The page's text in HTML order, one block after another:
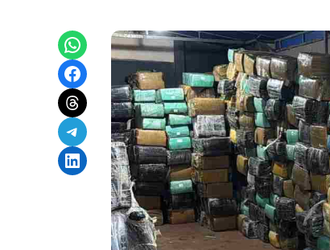
Share on WhatsApp
Share on Facebook
Share on Threads
Share on Telegram
Share on LinkedIn